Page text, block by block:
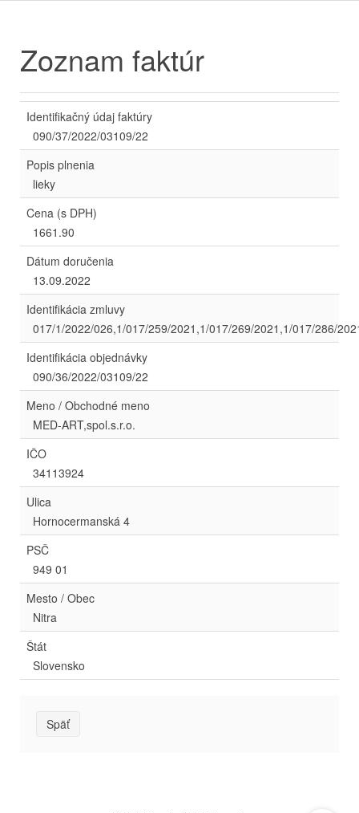
Zoznam faktúr
Identifikačný údaj faktúry
090/37/2022/03109/22
Popis plnenia
lieky
Cena (s DPH)
1661.90
Dátum doručenia
13.09.2022
Identifikácia zmluvy
017/1/2022/026,1/017/259/2021,1/017/269/2021,1/017/286/
Identifikácia objednávky
090/36/2022/03109/22
Meno / Obchodné meno
MED-ART,spol.s.r.o.
IČO
34113924
Ulica
Hornocermanská 4
PSČ
949 01
Mesto / Obec
Nitra
Štát
Slovensko
Späť